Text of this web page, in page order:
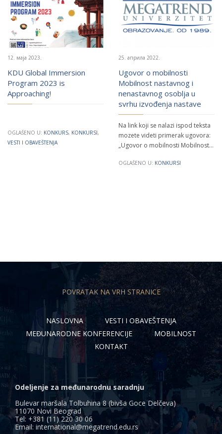
12. маја 2023.
KDU Global Immersion
Program 2023 is
Approaching!
OGLAŠENO U: KONKURS, KONKURSI,
VESTI I OBAVEŠTENJA
25. априла 2022.
Ugovor o mobilnosti
Mobilnost nastavnog i
nenastavnog osoblja u
svrhu izvođenja nastave
Na link koji se nalazi ispod teksta
mozete videti primerak ugovora:
„Ugovor o mobilnosti Mobilnost…
OGLAŠENO U: KONKURSI
POVRATAK NA VRH STRANICE
NASLOVNA
VESTI I OBAVEŠTENJA
MEĐUNARODNE KONFERENCIJE
MOBILNOST
KONTAKT
Odeljenje za međunarodnu saradnju
Bulevar maršala Tolbuhina 8 (bivša Goce Delčeva)
11070 Novi Beograd
Tel: +381 (11) 220 30 06
Email: international@megatrend.edu.rs